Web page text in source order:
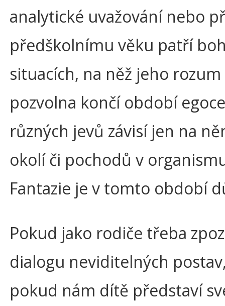
analytické uvažování nebo
předškolnímu věku patří
situacích, na něž jeho
pozvolna končí období
různých jevů závisí jen na
okolí či pochodů v
Fantazie je v tomto období
Pokud jako rodiče třeba
dialogu neviditelných
pokud nám dítě představí